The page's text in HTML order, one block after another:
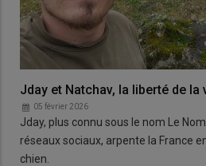
Jday et Natchav, la liberté de la
05 février 2026
Jday, plus connu sous le nom Le
réseaux sociaux, arpente la France
chien.